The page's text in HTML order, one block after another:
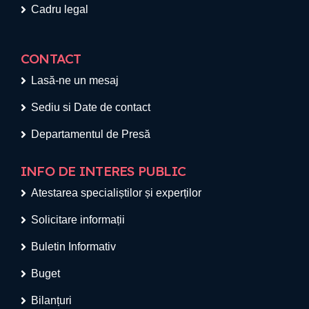
Cadru legal
CONTACT
Lasă-ne un mesaj
Sediu si Date de contact
Departamentul de Presă
INFO DE INTERES PUBLIC
Atestarea specialiștilor și experților
Solicitare informații
Buletin Informativ
Buget
Bilanțuri